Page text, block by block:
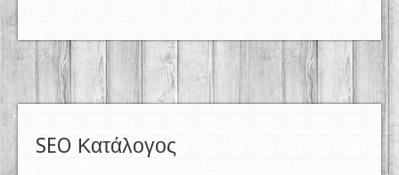
SEO Κατάλογος